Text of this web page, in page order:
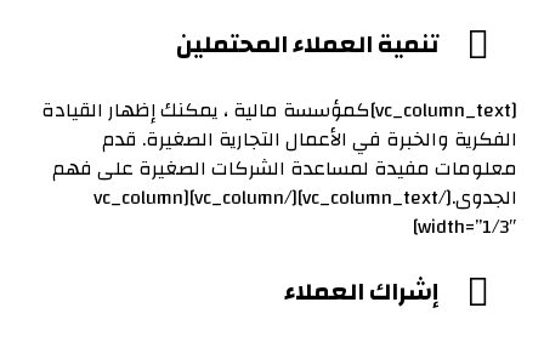
تنمية العملاء المحتملين
[vc_column_text]كمؤسسة مالية ، يمكنك إظهار القيادة
الفكرية والخبرة في الأعمال التجارية الصغيرة. قدم
معلومات مفيدة لمساعدة الشركات الصغيرة على فهم
الجدوى.[/vc_column_text][/vc_column][vc_column
width=”1/3″]
إشراك العملاء